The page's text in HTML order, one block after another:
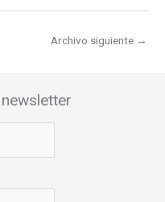
Archivo siguiente →